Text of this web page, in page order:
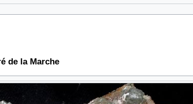
de la Marche